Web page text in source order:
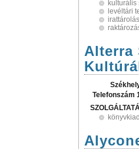
kulturális
levéltári
irattárolás
Alterra
Telefonszám